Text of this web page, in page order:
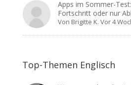
Apps im Sommer-
Fortschritt oder nur
Von Brigitte K. Vor 4
Top-Themen Englisch